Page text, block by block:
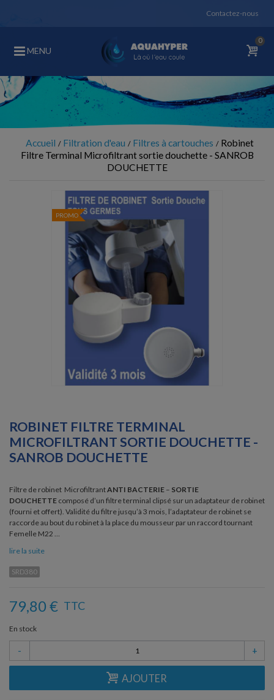
Contactez-nous
MENU
0
Accueil Filtration d'eau Filtres à cartouches
Robinet
Filtre Terminal Microfiltrant sortie douchette - SANROB
DOUCHETTE
PROMO
ROBINET FILTRE TERMINAL
MICROFILTRANT SORTIE DOUCHETTE -
SANROB DOUCHETTE
Filtre de robinet MicrofiltrantANTI BACTERIE – SORTIE
DOUCHETTE composé d’un filtre terminal clipsé sur un adaptateur de robinet
(fourni et offert). Validité du filtre jusqu’à 3 mois, l’adaptateur de robinet se
raccorde au bout du robinet à la place du mousseur par un raccord tournant
Femelle M22 …
lire la suite
SRD380
79,80 € TTC
En stock
- +
AJOUTER